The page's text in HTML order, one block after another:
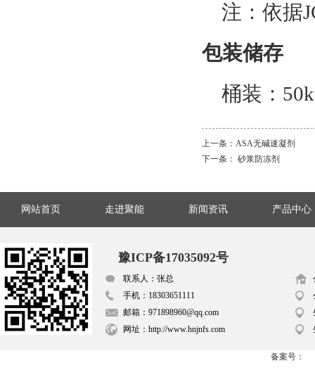
注：依据
包装储存
桶装：
上一条： ASA无碱速凝剂
下一条： 砂浆防冻剂
网站首页 走进聚能 新闻资讯 产品中心
豫ICP备17035092号
联系人：张总
手机：18303651111
邮箱：971898960@qq.com
网址：http://www.hnjnfs.com
备案号：